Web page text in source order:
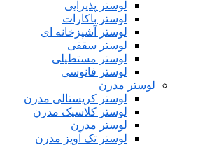
لوستر پذیرایی
لوستر باکارات
لوستر آشپزخانه ای
لوستر سقفی
لوستر مستطیلی
لوستر فانوسی
لوستر مدرن
لوستر کریستالی مدرن
لوستر کلاسیک مدرن
لوستر مدرن
لوستر تک آویز مدرن